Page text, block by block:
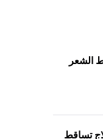
الشعر
تساقط